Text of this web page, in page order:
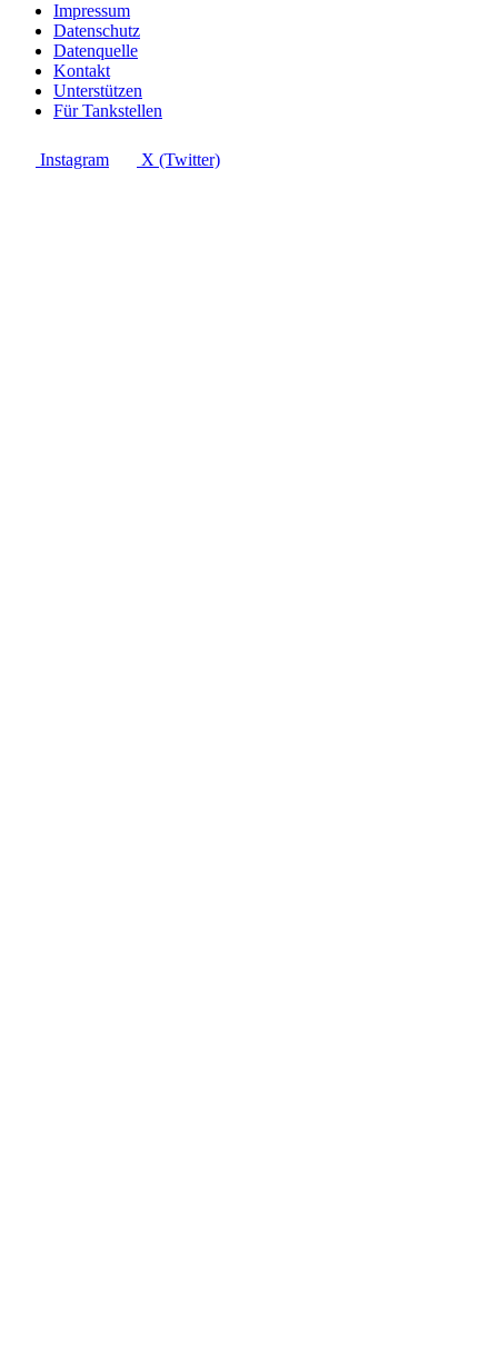
Impressum
Datenschutz
Datenquelle
Kontakt
Unterstützen
Für Tankstellen
Instagram X (Twitter)